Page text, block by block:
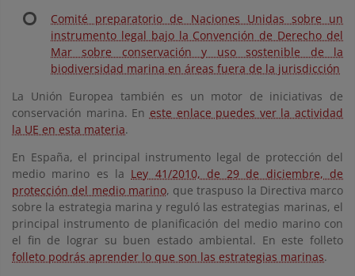
Comité preparatorio de Naciones Unidas sobre un
instrumento legal bajo la Convención de Derecho del
Mar sobre conservación y uso sostenible de la
biodiversidad marina en áreas fuera de la jurisdicción
La Unión Europea también es un motor de iniciativas de
conservación marina. En este enlace puedes ver la actividad
la UE en esta materia.
En España, el principal instrumento legal de protección del
medio marino es la Ley 41/2010, de 29 de diciembre, de
protección del medio marino, que traspuso la Directiva marco
sobre la estrategia marina y reguló las estrategias marinas, el
principal instrumento de planificación del medio marino con
el fin de lograr su buen estado ambiental. En este folleto
folleto podrás aprender lo que son las estrategias marinas.